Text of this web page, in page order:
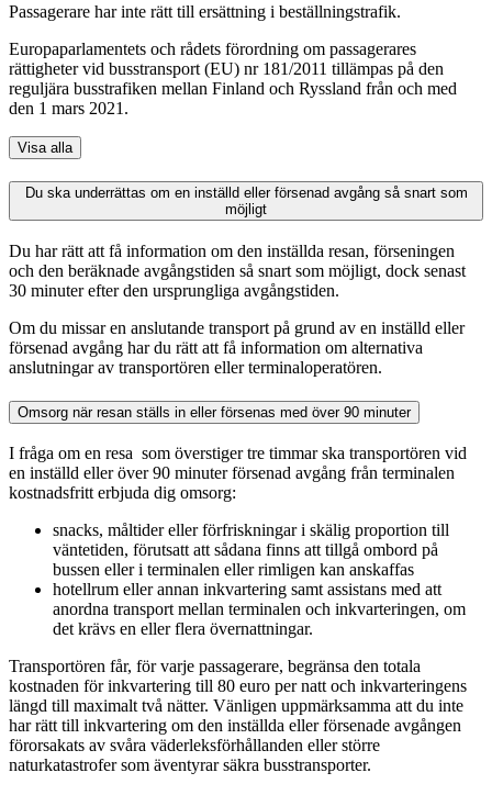
Passagerare har inte rätt till ersättning i beställningstrafik.
Europaparlamentets och rådets förordning om passagerares
rättigheter vid busstransport (EU) nr 181/2011 tillämpas på den
reguljära busstrafiken mellan Finland och Ryssland från och med
den 1 mars 2021.
Visa alla
Du ska underrättas om en inställd eller försenad avgång så snart som
möjligt
Du har rätt att få information om den inställda resan, förseningen
och den beräknade avgångstiden så snart som möjligt, dock senast
30 minuter efter den ursprungliga avgångstiden.
Om du missar en anslutande transport på grund av en inställd eller
försenad avgång har du rätt att få information om alternativa
anslutningar av transportören eller terminaloperatören.
Omsorg när resan ställs in eller försenas med över 90 minuter
I fråga om en resa som överstiger tre timmar ska transportören vid
en inställd eller över 90 minuter försenad avgång från terminalen
kostnadsfritt erbjuda dig omsorg:
snacks, måltider eller förfriskningar i skälig proportion till
väntetiden, förutsatt att sådana finns att tillgå ombord på
bussen eller i terminalen eller rimligen kan anskaffas
hotellrum eller annan inkvartering samt assistans med att
anordna transport mellan terminalen och inkvarteringen, om
det krävs en eller flera övernattningar.
Transportören får, för varje passagerare, begränsa den totala
kostnaden för inkvartering till 80 euro per natt och inkvarteringens
längd till maximalt två nätter. Vänligen uppmärksamma att du inte
har rätt till inkvartering om den inställda eller försenade avgången
förorsakats av svåra väderleksförhållanden eller större
naturkatastrofer som äventyrar säkra busstransporter.